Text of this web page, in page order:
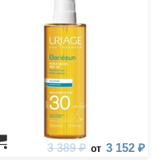
3 389 ₽ от 3 152 ₽